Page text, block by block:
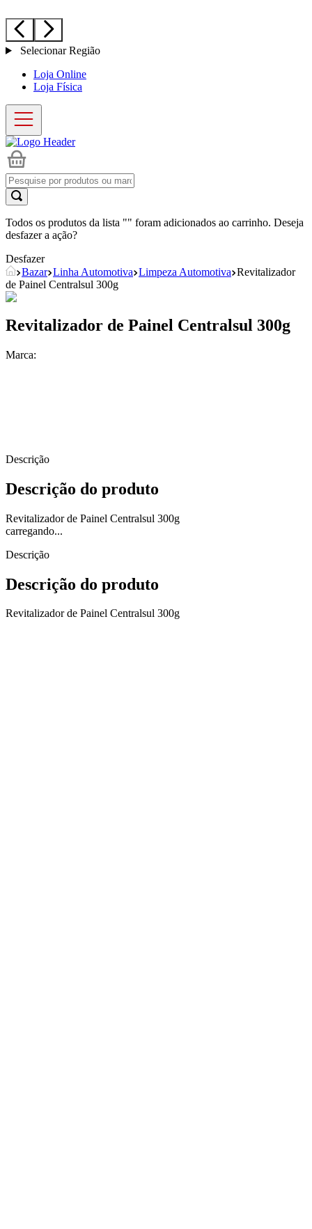
Selecionar Região
Loja Online
Loja Física
Todos os produtos da lista "" foram adicionados ao carrinho. Deseja
desfazer a ação?
Desfazer
Bazar Linha Automotiva Limpeza Automotiva Revitalizador
de Painel Centralsul 300g
Revitalizador de Painel Centralsul 300g
Marca:
Descrição
Descrição do produto
Revitalizador de Painel Centralsul 300g
carregando...
Descrição
Descrição do produto
Revitalizador de Painel Centralsul 300g